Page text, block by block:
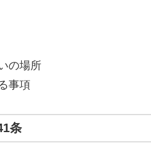
の場所
事項
条